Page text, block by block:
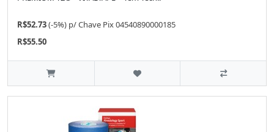
R$52.73(-5%) p/Chave Pix 04540890000185
R$55.50